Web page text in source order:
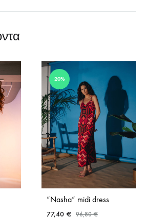
20%
“Nasha” midi dress
77,40 € 96,80€